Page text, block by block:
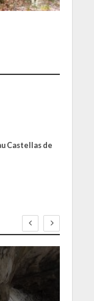
Castellas de